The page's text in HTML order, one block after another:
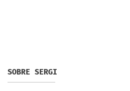
SOBRE SERGI